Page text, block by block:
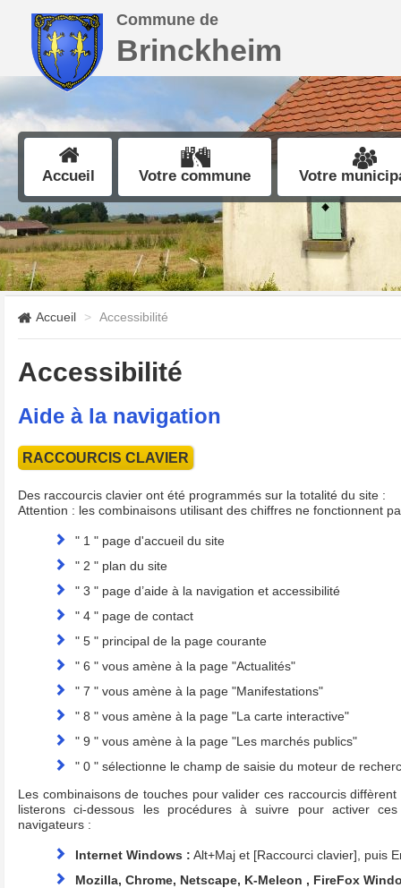
Commune de
Brinckheim
Accueil Votre commune Votre
Accueil Accessibilité
Accessibilité
Aide à la navigation
RACCOURCIS CLAVIER
Des raccourcis clavier ont été programmés sur la totalité du site :
Attention : les combinaisons utilisant des chiffres ne fonctionnent
" 1 " page d'accueil du site
" 2 " plan du site
" 3 " page d’aide à la navigation et accessibilité
" 4 " page de contact
" 5 " principal de la page courante
" 6 " vous amène à la page "Actualités"
" 7 " vous amène à la page "Manifestations"
" 8 " vous amène à la page "La carte interactive"
" 9 " vous amène à la page "Les marchés publics"
" 0 " sélectionne le champ de saisie du moteur de
Les combinaisons de touches pour valider ces raccourcis
listerons ci-dessous les procédures à suivre pour activer
navigateurs :
Internet Windows : Alt+Maj et [Raccourci clavier], puis
Mozilla, Chrome, Netscape, K-Meleon , FireFox